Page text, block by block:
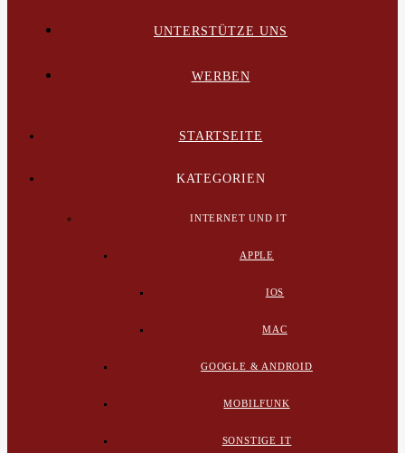
UNTERSTÜTZE UNS
WERBEN
STARTSEITE
KATEGORIEN
INTERNET UND IT
APPLE
IOS
MAC
GOOGLE & ANDROID
MOBILFUNK
SONSTIGE IT